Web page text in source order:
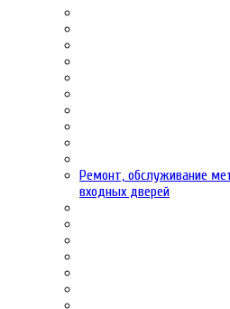
Ремонт, обслуживание
входных дверей